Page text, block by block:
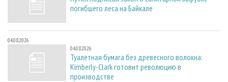
погибшего леса на Байкале
04.08.2026
04.08.2026
Туалетная бумага без древесного волокна:
Kimberly-Clark готовит революцию в
производстве